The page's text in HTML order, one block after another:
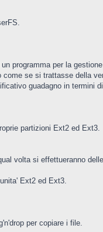
programma per la
se si trattasse della
guadagno in termini
partizioni Ext2 ed Ext3.
volta si effettueranno
Ext2 ed Ext3.
per copiare i file.